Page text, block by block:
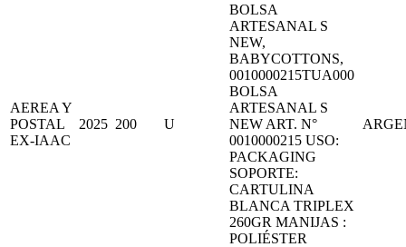
AEREA Y
POSTAL
EX-IAAC
2025 200 U
BOLSA
ARTESANAL S
NEW,
BABYCOTTONS,
0010000215TUA000
BOLSA
ARTESANAL S
NEW ART. N°
0010000215 USO:
PACKAGING
SOPORTE:
CARTULINA
BLANCA TRIPLEX
260GR MANIJAS :
POLIÉSTER